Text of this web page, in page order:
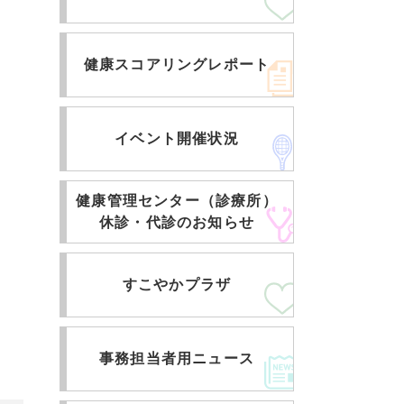
健康スコアリングレポート
イベント開催状況
健康管理センター（診療所）
休診・代診のお知らせ
すこやかプラザ
事務担当者用ニュース